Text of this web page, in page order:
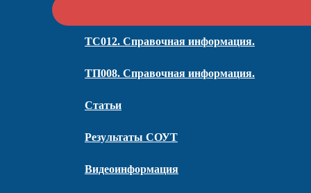
ТС012. Справочная информация.
ТП008. Справочная информация.
Статьи
Результаты СОУТ
Видеоинформация